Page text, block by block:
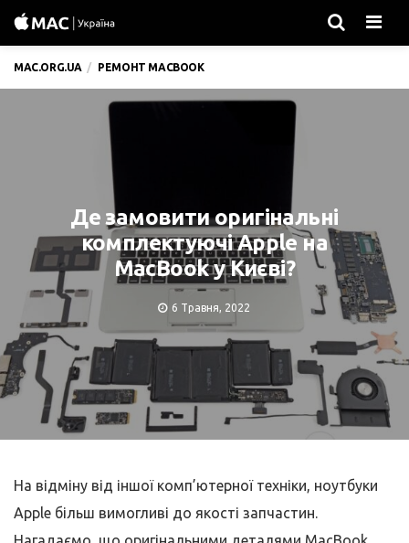
MAC.ORG.UA РЕМОНТ MACBOOK
Де замовити оригінальні
комплектуючі Apple на
MacBook у Києві?
6 Травня, 2022
На відміну від іншої комп’ютерної техніки, ноутбуки
Apple більш вимогливі до якості запчастин.